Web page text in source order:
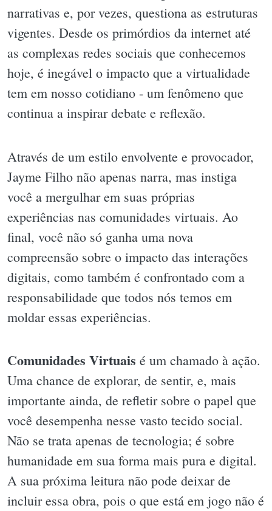
narrativas e, por vezes, questiona as estruturas
vigentes. Desde os primórdios da internet até
as complexas redes sociais que conhecemos
hoje, é inegável o impacto que a virtualidade
tem em nosso cotidiano - um fenômeno que
continua a inspirar debate e reflexão.
Através de um estilo envolvente e provocador,
Jayme Filho não apenas narra, mas instiga
você a mergulhar em suas próprias
experiências nas comunidades virtuais. Ao
final, você não só ganha uma nova
compreensão sobre o impacto das interações
digitais, como também é confrontado com a
responsabilidade que todos nós temos em
moldar essas experiências.
Comunidades Virtuais é um chamado à ação.
Uma chance de explorar, de sentir, e, mais
importante ainda, de refletir sobre o papel que
você desempenha nesse vasto tecido social.
Não se trata apenas de tecnologia; é sobre
humanidade em sua forma mais pura e digital.
A sua próxima leitura não pode deixar de
incluir essa obra, pois o que está em jogo não é